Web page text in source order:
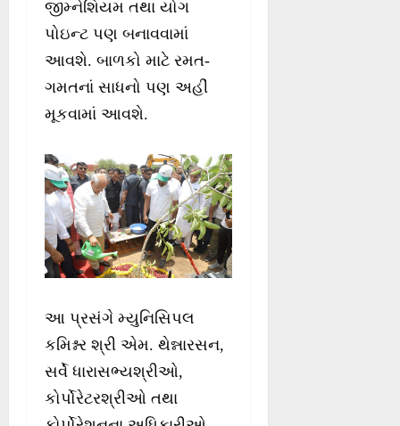
જીમ્નેશિયમ તથા યોગ
પોઇન્ટ પણ બનાવવામાં
આવશે. બાળકો માટે રમત-
ગમતનાં સાધનો પણ અહીં
મૂકવામાં આવશે.
આ પ્રસંગે મ્યુનિસિપલ
કમિશ્નર શ્રી એમ. થેન્નારસન,
સર્વે ધારાસભ્યશ્રીઓ,
કોર્પોરેટરશ્રીઓ તથા